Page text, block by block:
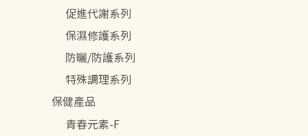
促進代謝系列
保濕修護系列
防曬/防護系列
特殊調理系列
保健產品
青春元素-F